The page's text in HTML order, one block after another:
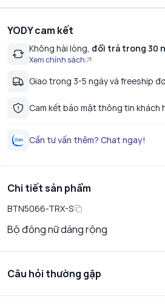
YODY cam kết
Không hài lòng, đổi trả trong 30
Xem chính sách
Giao trong 3-5 ngày và freeship
Cam kết bảo mật thông tin khách
Cần tư vấn thêm? Chat ngay!
Chi tiết sản phẩm
BTN5066-TRX-S
Bộ đông nữ dáng rộng
Câu hỏi thường gặp